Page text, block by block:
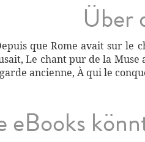
Über
que Rome avait sur le
Le chant pur de la
ancienne, À qui le
eBooks